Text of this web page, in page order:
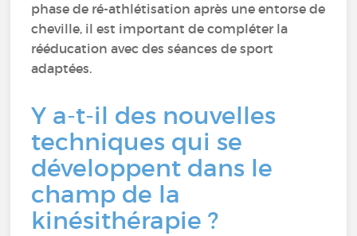
phase de ré-athlétisation après une entorse de
cheville, il est important de compléter la
rééducation avec des séances de sport
adaptées.
Y a-t-il des nouvelles
techniques qui se
développent dans le
champ de la
kinésithérapie ?